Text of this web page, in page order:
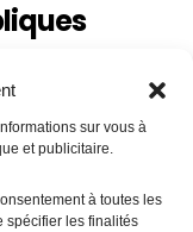
sur vous à
et publicitaire.
à toutes les
spécifier les finalités